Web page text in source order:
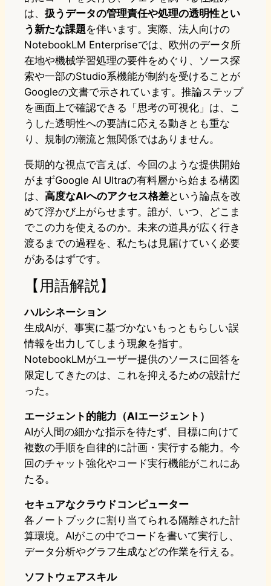
は、 扱うデータの管理責任や処理の透明性とい
う新たな課題を伴います。実際、法人向けの
NotebookLM Enterpriseでは、欧州のデータ所
在地や機械学習処理の要件をめぐり、ソース探
索や一部のStudio系機能が制約を受けることが
Googleの文書で示されています。推論ステップ
を画面上で確認できる「思考の可視化」は、こ
うした透明性への要請に応える動きとも重な
り、規制の潮流と無関係ではありません。
長期的な視点で言えば、今回のような提供開始
がまずGoogle AI Ultraの有料層から始まる構図
は、 高度なAIへのアクセス格差という論点を改
めて浮かび上がらせます。誰が、いつ、どこま
でこの力を使えるのか。未来の道具が広く行き
渡るまでの過程を、私たちは見届けていく必要
があるはずです。
【用語解説】
ハルシネーション
生成AIが、事実に基づかないもっともらしい誤
情報を出力してしまう現象を指す。
NotebookLMがユーザー提供のソースに回答を
限定してきたのは、これを抑えるための設計だ
った。
エージェント的能力（AIエージェント）
AIが人間の細かな指示を待たず、目標に向けて
複数の手順を自律的に計画・実行する能力。今
回のチャット強化やコード実行機能がこれにあ
たる。
セキュアなクラウドコンピューター
各ノートブックに割り当てられる隔離された計
算環境。AIがこの中でコードを書いて実行し、
データ分析やグラフ生成などの作業を行える。
ソフトウェアスキル